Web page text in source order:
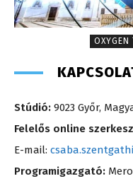
OXYGEN
Stúdió: 9023 Győr,
Felelős online
E-mail:
Programigazgató: